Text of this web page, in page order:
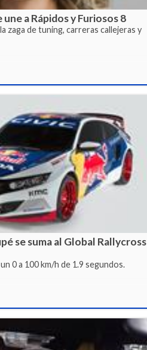
a Rápidos y Furiosos 8
zaga de tuning, carreras callejeras y
se suma al Global Rallycross
0 a 100 km/h de 1.9 segundos.